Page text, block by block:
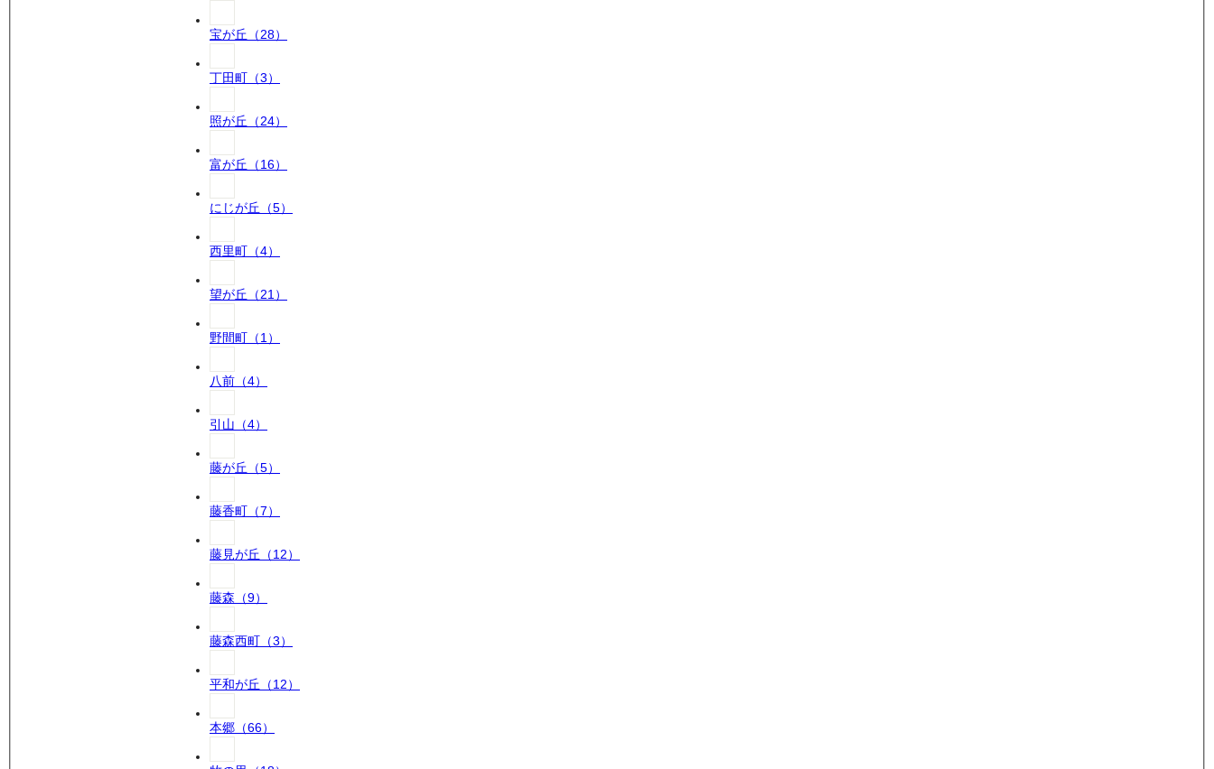
宝が丘 （28）
丁田町 （3）
照が丘 （24）
富が丘 （16）
にじが丘 （5）
西里町 （4）
望が丘 （21）
野間町 （1）
八前 （4）
引山 （4）
藤が丘 （5）
藤香町 （7）
藤見が丘 （12）
藤森 （9）
藤森西町 （3）
平和が丘 （12）
本郷 （66）